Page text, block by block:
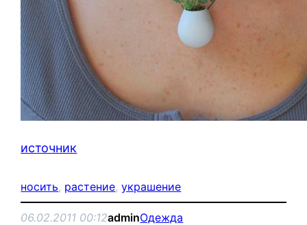
источник
носить, растение, украшение
06.02.2011 00:12adminОдежда